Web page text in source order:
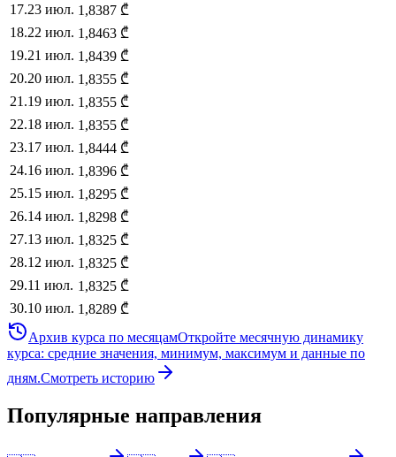
17.23 июл. 1,8387 ₾
18.22 июл. 1,8463 ₾
19.21 июл. 1,8439 ₾
20.20 июл. 1,8355 ₾
21 .19 июл. 1,8355 ₾
22.18 июл. 1,8355 ₾
23.17 июл. 1,8444 ₾
24.16 июл. 1,8396 ₾
25.15 июл. 1,8295 ₾
26.14 июл. 1,8298 ₾
27.13 июл. 1,8325 ₾
28.12 июл. 1,8325 ₾
29.11 июл. 1,8325 ₾
30.10 июл. 1,8289 ₾
Архив курса по месяцамОткройте месячную динамику
курса: средние значения, минимум, максимум и данные по
дням.Смотреть историю
Популярные направления